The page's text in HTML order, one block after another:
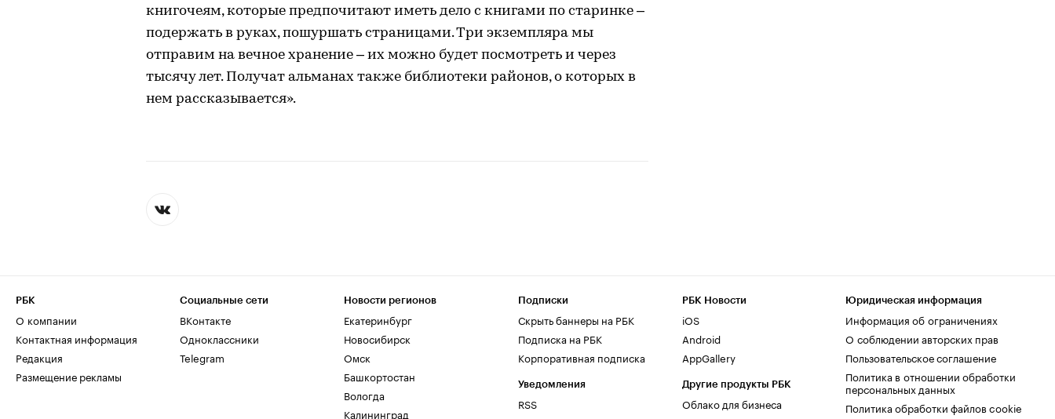
книгочеям, которые предпочитают иметь дело с книгами по старинке –
подержать в руках, пошуршать страницами. Три экземпляра мы
отправим на вечное хранение – их можно будет посмотреть и через
тысячу лет. Получат альманах также библиотеки районов, о которых в
нем рассказывается».
РБК
О компании
Контактная информация
Редакция
Размещение рекламы
Социальные сети
ВКонтакте
Одноклассники
Telegram
Новости регионов
Екатеринбург
Новосибирск
Омск
Башкортостан
Вологда
Калининград
Подписки
Скрыть баннеры на РБК
Подписка на РБК
Корпоративная подписка
Уведомления
RSS
РБК Новости
iOS
Android
AppGallery
Другие продукты РБК
Облако для бизнеса
Юридическая информация
Информация об ограничениях
О соблюдении авторских прав
Пользовательское соглашение
Политика в отношении обработки
персональных данных
Политика обработки файлов cookie